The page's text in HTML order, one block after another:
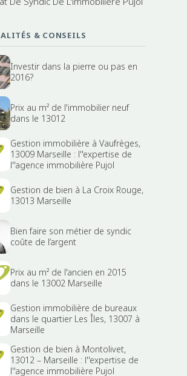
& CONSEILS
Investir dans la pierre ou pas en
2016?
Prix au m² de l'immobilier neuf
dans le 13012
Gestion immobilière à Vaufrèges,
13009 Marseille : l''expertise de
l''agence immobilière Pujol
Gestion de bien à La Croix Rouge,
13013 Marseille
Bien faire son métier de syndic
coûte de l’argent
Prix au m² de l'ancien en 2015
dans le 13002 Marseille
Gestion immobilière de bureaux
dans le quartier Les Îles, 13007 à
Marseille
Gestion de bien à Montolivet,
13012 – Marseille : l''expertise de
l''agence immobilière Pujol